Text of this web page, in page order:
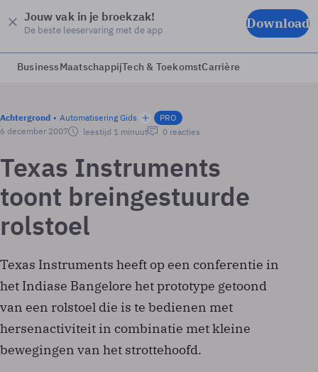
Jouw vak in je broekzak!
De beste leeservaring met de app Download
BusinessMaatschappijTech & ToekomstCarrière
Achtergrond Automatisering Gids
PRO
6 december 2007
leestijd 1 minuut 0 reacties
Texas Instruments
toont breingestuurde
rolstoel
Texas Instruments heeft op een conferentie in
het Indiase Bangelore het prototype getoond
van een rolstoel die is te bedienen met
hersenactiviteit in combinatie met kleine
bewegingen van het strottehoofd.